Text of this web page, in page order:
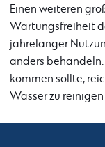
Einen weiteren
Wartungsfreiheit
jahrelanger
anders behandeln.
kommen sollte,
Wasser zu